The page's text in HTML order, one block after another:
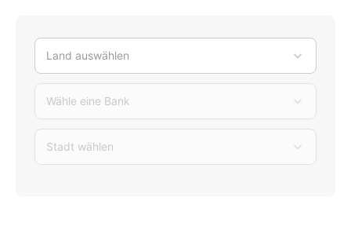
Land auswählen
Wähle eine Bank
Stadt wählen